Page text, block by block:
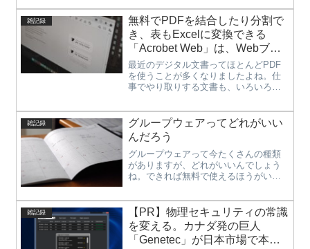
にリメイクされていて、キャラもリア
ルになった上になんと音声まで入って
しゃべるんです！！以前に...
雑記録
無料でPDFを結合したり分割で
き、表もExcelに変換できる
「Acrobet Web」は、Webブラ
ウザ上で使える便利ツール。
最近のデジタル文書ってほとんどPDF
を使うことが多くなりましたよね。仕
事でやり取りする文書も、いろいろな
のが増えていますよね。会議やセミナ
ーもペーパーレスやオンライン化が進
み、保存文書もPDFで配布・保存...
雑記録
グループウェアってどれがいい
んだろう
グループウェアって今たくさんの種類
がありますが、どれがいいんでしょう
ね。できれば無料で使えるほうがいい
ズlive、デスクネッツNeo、aipo、
Groupsessionあたりが良さそうです。
しかし、サイボウズliveは無料版だとス
ケジュールの一覧印刷ができず、デス
クネッツNeoは有料、Groupsessionは
雑記録
【PR】物理セキュリティの常識
を変える。カナダ発の巨人
「Genetec」が日本市場で本格